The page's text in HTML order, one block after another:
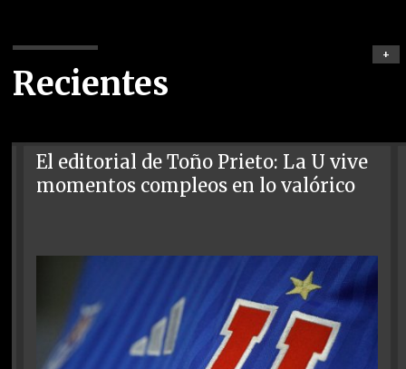
Recientes
+
El editorial de Toño Prieto: La U vive
momentos compleos en lo valórico